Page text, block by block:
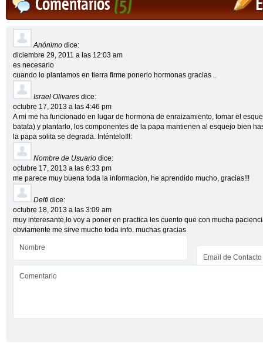
Comentarios(5)
Anónimo dice:
diciembre 29, 2011 a las 12:03 am
es necesario
cuando lo plantamos en tierra firme ponerlo hormonas gracias ..
Israel Olivares dice:
octubre 17, 2013 a las 4:46 pm
A mi me ha funcionado en lugar de hormona de enraizamiento, tomar el
batata) y plantarlo, los componentes de la papa mantienen al esquejo bien
la papa solita se degrada. Inténtelo!!!:
Nombre de Usuario dice:
octubre 17, 2013 a las 6:33 pm
me parece muy buena toda la informacion, he aprendido mucho, gracias!!!
Delfi dice:
octubre 18, 2013 a las 3:09 am
muy interesante,lo voy a poner en practica les cuento que con mucha
obviamente me sirve mucho toda info. muchas gracias